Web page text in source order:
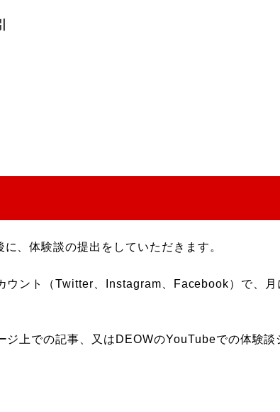
、体験談の提出をしていただきます。
ウント（Twitter、Instagram、Facebook）で、月
ジ上での記事、又はDEOWのYouTubeでの体験談